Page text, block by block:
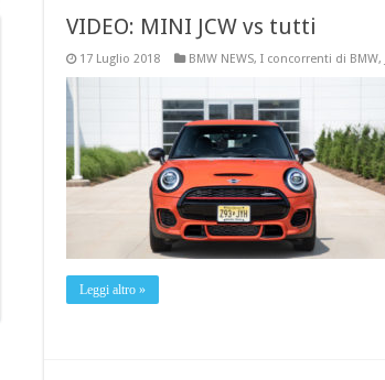
VIDEO: MINI JCW vs tutti
17 Luglio 2018 BMW NEWS, I concorrenti di BMW,
Leggi altro »